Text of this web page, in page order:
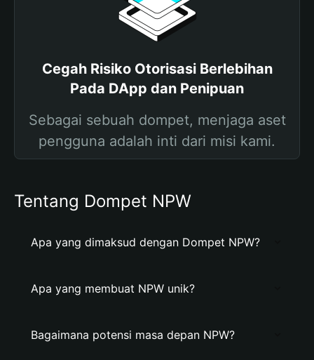
Cegah Risiko Otorisasi Berlebihan
Pada DApp dan Penipuan
Sebagai sebuah dompet, menjaga aset
pengguna adalah inti dari misi kami.
Tentang Dompet NPW
Apa yang dimaksud dengan Dompet NPW?
Apa yang membuat NPW unik?
Bagaimana potensi masa depan NPW?